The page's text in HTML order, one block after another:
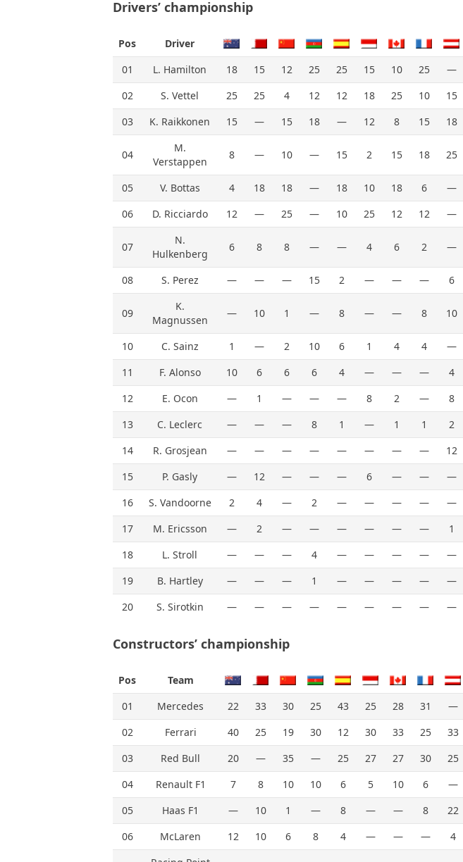
Drivers’ championship
Pos Driver
01
L. Hamilton 18 15 12 25 25 15 10 25 —
02
S. Vettel 25 25 4 12 12 18 25 10 15
03
K. Raikkonen 15 — 15 18 — 12 8 15 18
04
M.
Verstappen
8 — 10 — 15 2 15 18 25
05 V. Bottas 4 18 18 — 18 10 18 6 —
06
D. Ricciardo 12 — 25 — 10 25 12 12 —
07
N.
Hulkenberg
6 8 8 — — 4 6 2 —
08 S. Perez — — — 15 2 — — — 6
09
K.
Magnussen
— 10 1 — 8 — — 8 10
10 C. Sainz 1 — 2 10 6 1 4 4 —
11
F. Alonso 10 6 6 6 4 — — — 4
12
E. Ocon — 1 — — — 8 2 — 8
13
C. Leclerc — — — 8 1 — 1 1 2
14
R. Grosjean — — — — — — — — 12
15
P. Gasly — 12 — — — 6 — — —
16
S. Vandoorne 2 4 — 2 — — — — —
17
M. Ericsson — 2 — — — — — — 1
18
L. Stroll — — — 4 — — — — —
19
B. Hartley — — — 1 — — — — —
20
S. Sirotkin — — — — — — — — —
Constructors’ championship
Pos Team
01
Mercedes 22 33 30 25 43 25 28 31 —
02
Ferrari 40 25 19 30 12 30 33 25 33
03
Red Bull 20 — 35 — 25 27 27 30 25
04
Renault F1 7 8 10 10 6 5 10 6 —
05
Haas F1 — 10 1 — 8 — — 8 22
06
McLaren 12 10 6 8 4 — — — 4